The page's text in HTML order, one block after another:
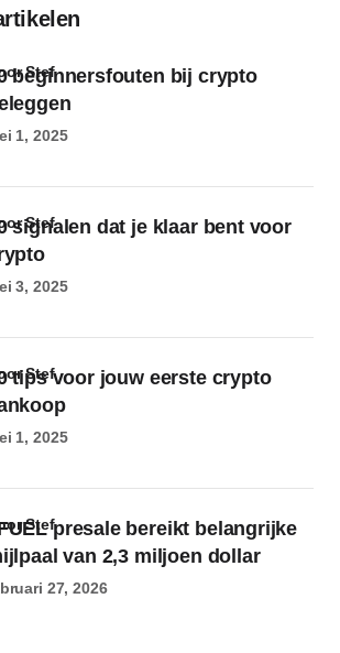
beginnersfouten bij crypto
Stef
1, 2025
signalen dat je klaar bent voor
Stef
3, 2025
tips voor jouw eerste crypto
Stef
1, 2025
presale bereikt belangrijke
van 2,3 miljoen dollar
Stef
27, 2026